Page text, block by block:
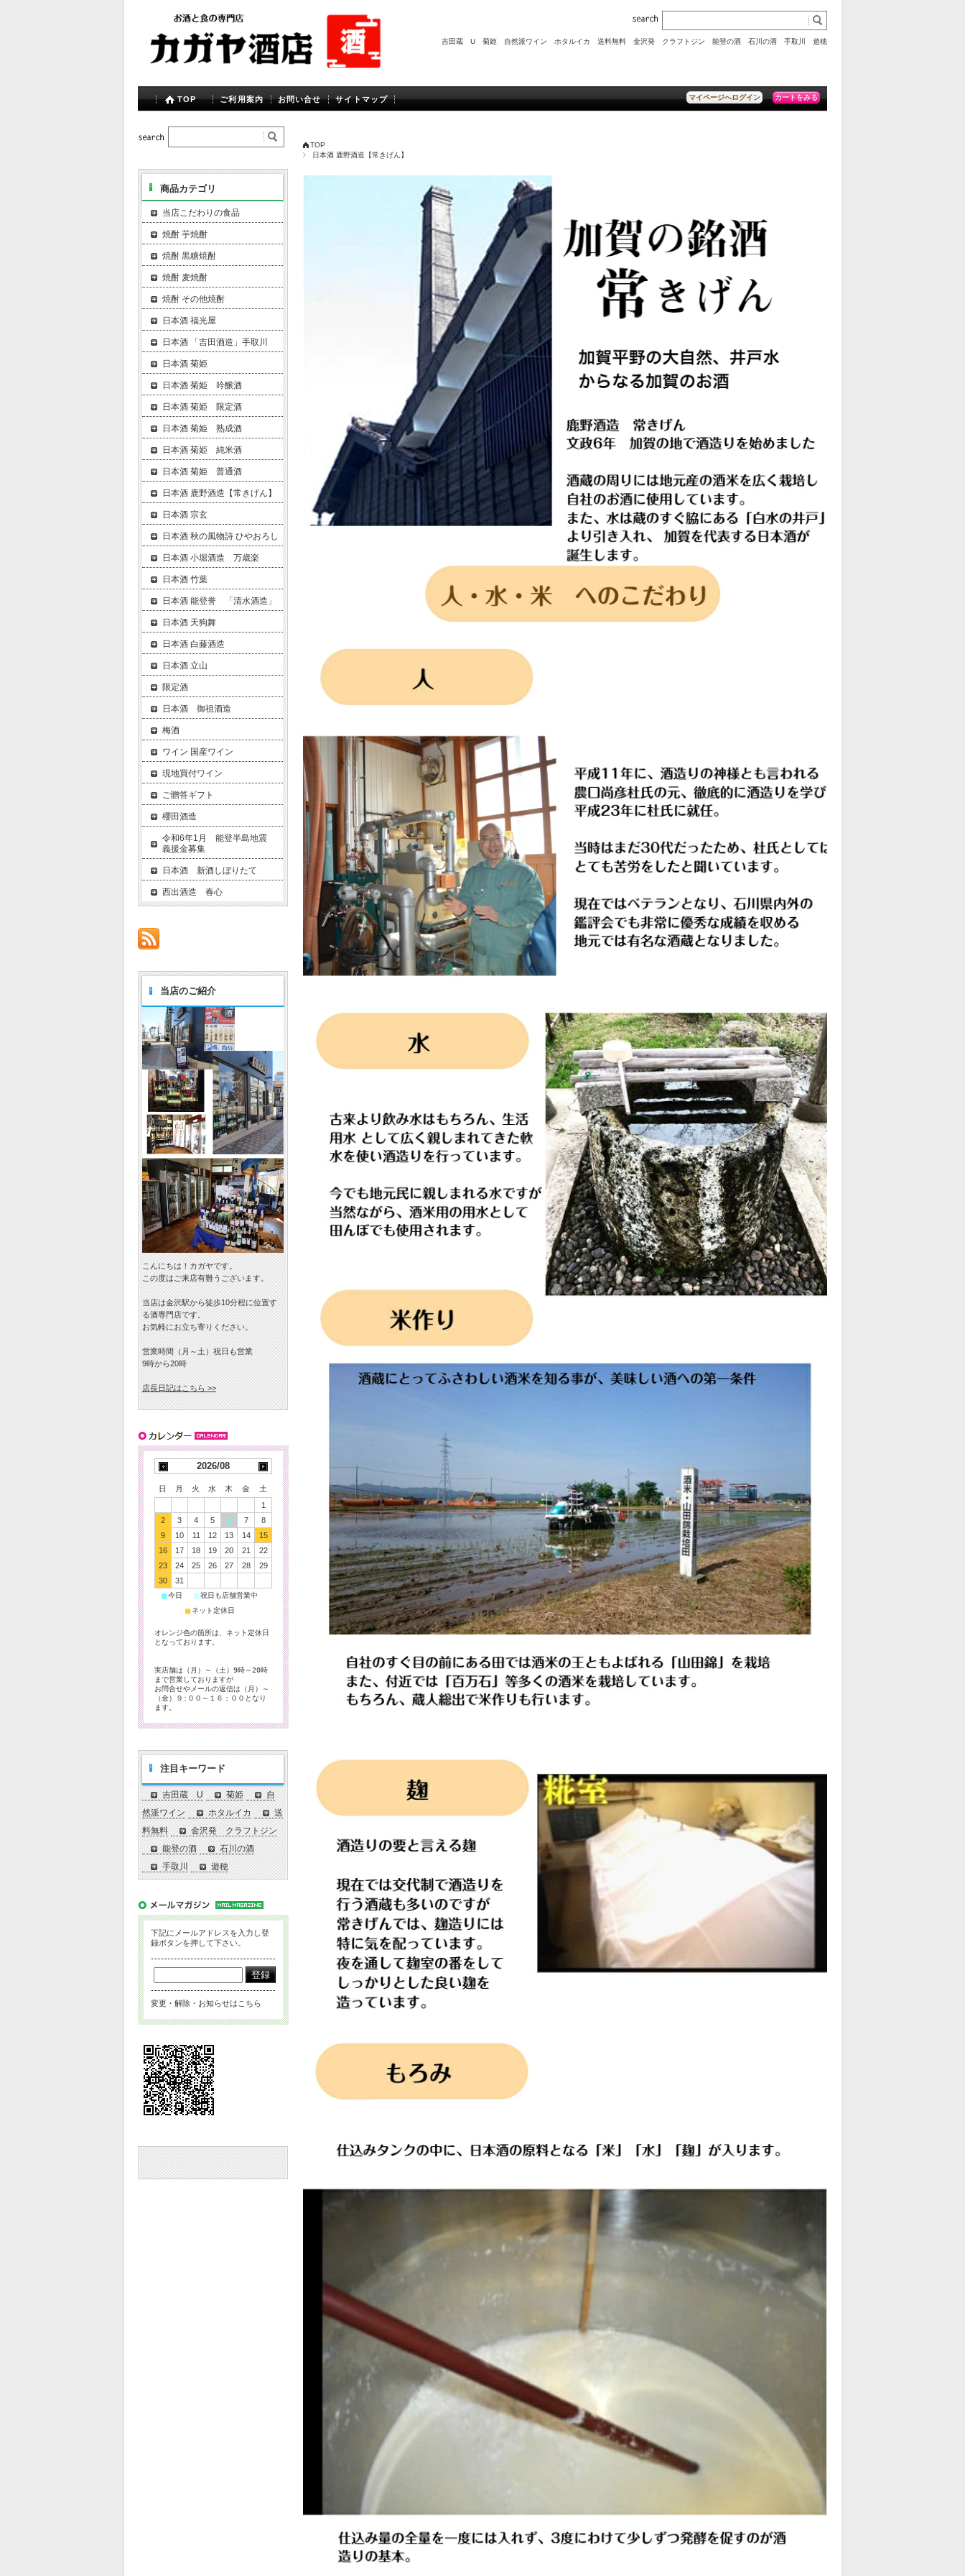
吉田蔵 U 菊姫 自然派ワイン ホタルイカ 送料無料 金沢発 クラフトジン 能登の酒 石川の酒 手取川 遊穂
マイページへログイン カートをみる
TOP ご利用案内 お問い合せ サイトマップ
TOP
日本酒 鹿野酒造【常きげん】
商品カテゴリ
当店こだわりの食品
焼酎 芋焼酎
焼酎 黒糖焼酎
焼酎 麦焼酎
焼酎 その他焼酎
日本酒 福光屋
日本酒 「吉田酒造」手取川
日本酒 菊姫
日本酒 菊姫 吟醸酒
日本酒 菊姫 限定酒
日本酒 菊姫 熟成酒
日本酒 菊姫 純米酒
日本酒 菊姫 普通酒
日本酒 鹿野酒造【常きげん】
日本酒 宗玄
日本酒 秋の風物詩 ひやおろし
日本酒 小堀酒造 万歳楽
日本酒 竹葉
日本酒 能登誉 「清水酒造」
日本酒 天狗舞
日本酒 白藤酒造
日本酒 立山
限定酒
日本酒 御祖酒造
梅酒
ワイン 国産ワイン
現地買付ワイン
ご贈答ギフト
櫻田酒造
令和6年1月 能登半島地震
義援金募集
日本酒 新酒しぼりたて
西出酒造 春心
当店のご紹介
こんにちは！カガヤです。
この度はご来店有難うございます。
当店は金沢駅から徒歩10分程に位置す
る酒専門店です。
お気軽にお立ち寄りください。
営業時間（月～土）祝日も営業
9時から20時
店長日記はこちら >>
2026/08
日 月 火 水 木 金
土
1
2
3 4 5 6 7
8
9
10 11 12 13 14
15
16
17 18 19 20 21
22
23
24 25 26 27 28
29
30
31
■今日 ■祝日も店舗営業中
■ ネット定休日
オレンジ色の箇所は、ネット定休日
となっております。
実店舗は（月）～（土）9時～20時
まで営業しておりますが
お問合せやメールの返信は（月）～
（金）９:００～１６：００となり
ます。
注目キーワード
吉田蔵 U 菊姫
自
然派ワイン
ホタルイカ
送
料無料
金沢発 クラフトジン
能登の酒
石川の酒
手取川
遊穂
下記にメールアドレスを入力し登
録ボタンを押して下さい。
変更・解除・お知らせはこちら